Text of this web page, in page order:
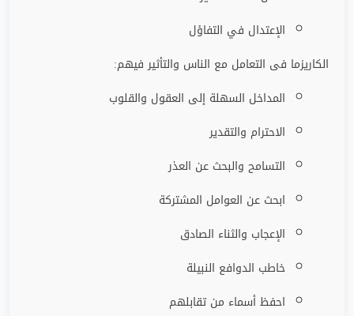
الإعتدال في التفاؤل
الكاريزما فى التعامل مع الناس والتأثير فيهم:
المداخل السهلة إلى العقول والقلوب
الاحترام والتقدير
التسامح والبحث عن العذر
ابحث عن العوامل المشتركة
الإعجاب والثناء الصادق
خاطب الدوافع النبيلة
احفظ أسماء من تقابلهم